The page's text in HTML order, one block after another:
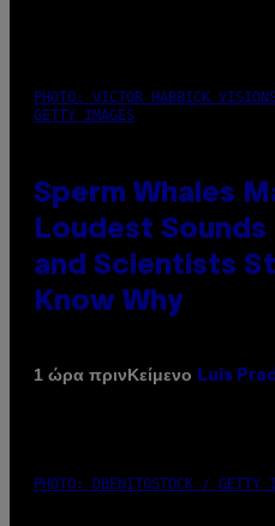
PHOTO: VICTOR HABBICK
GETTY IMAGES
Sperm Whales
Loudest
and Scientists
Know Why
1 ώρα πρινΚείμενο Luis
PHOTO: DBENITOSTOCK / GETTY